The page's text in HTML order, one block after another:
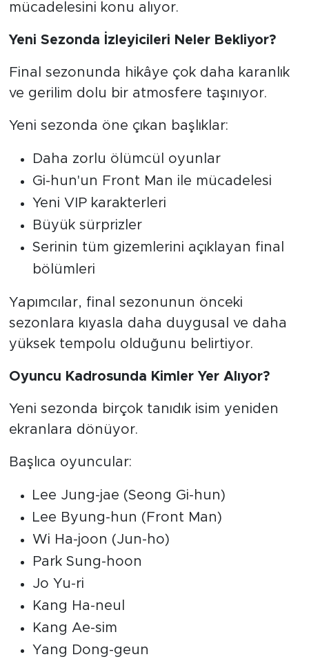
mücadelesini konu alıyor.
Yeni Sezonda İzleyicileri Neler Bekliyor?
Final sezonunda hikâye çok daha karanlık
ve gerilim dolu bir atmosfere taşınıyor.
Yeni sezonda öne çıkan başlıklar:
Daha zorlu ölümcül oyunlar
Gi-hun'un Front Man ile mücadelesi
Yeni VIP karakterleri
Büyük sürprizler
Serinin tüm gizemlerini açıklayan final
bölümleri
Yapımcılar, final sezonunun önceki
sezonlara kıyasla daha duygusal ve daha
yüksek tempolu olduğunu belirtiyor.
Oyuncu Kadrosunda Kimler Yer Alıyor?
Yeni sezonda birçok tanıdık isim yeniden
ekranlara dönüyor.
Başlıca oyuncular:
Lee Jung-jae (Seong Gi-hun)
Lee Byung-hun (Front Man)
Wi Ha-joon (Jun-ho)
Park Sung-hoon
Jo Yu-ri
Kang Ha-neul
Kang Ae-sim
Yang Dong-geun